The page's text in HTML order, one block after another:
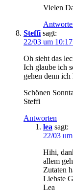
Vielen
Steffi sagt:
22/03 um
Oh sieht das
Ich glaube ich
gehen denn
Schönen
Steffi
Antworten
lea sagt:
22/03
Hihi,
allem
Zutaten
Liebste
Lea